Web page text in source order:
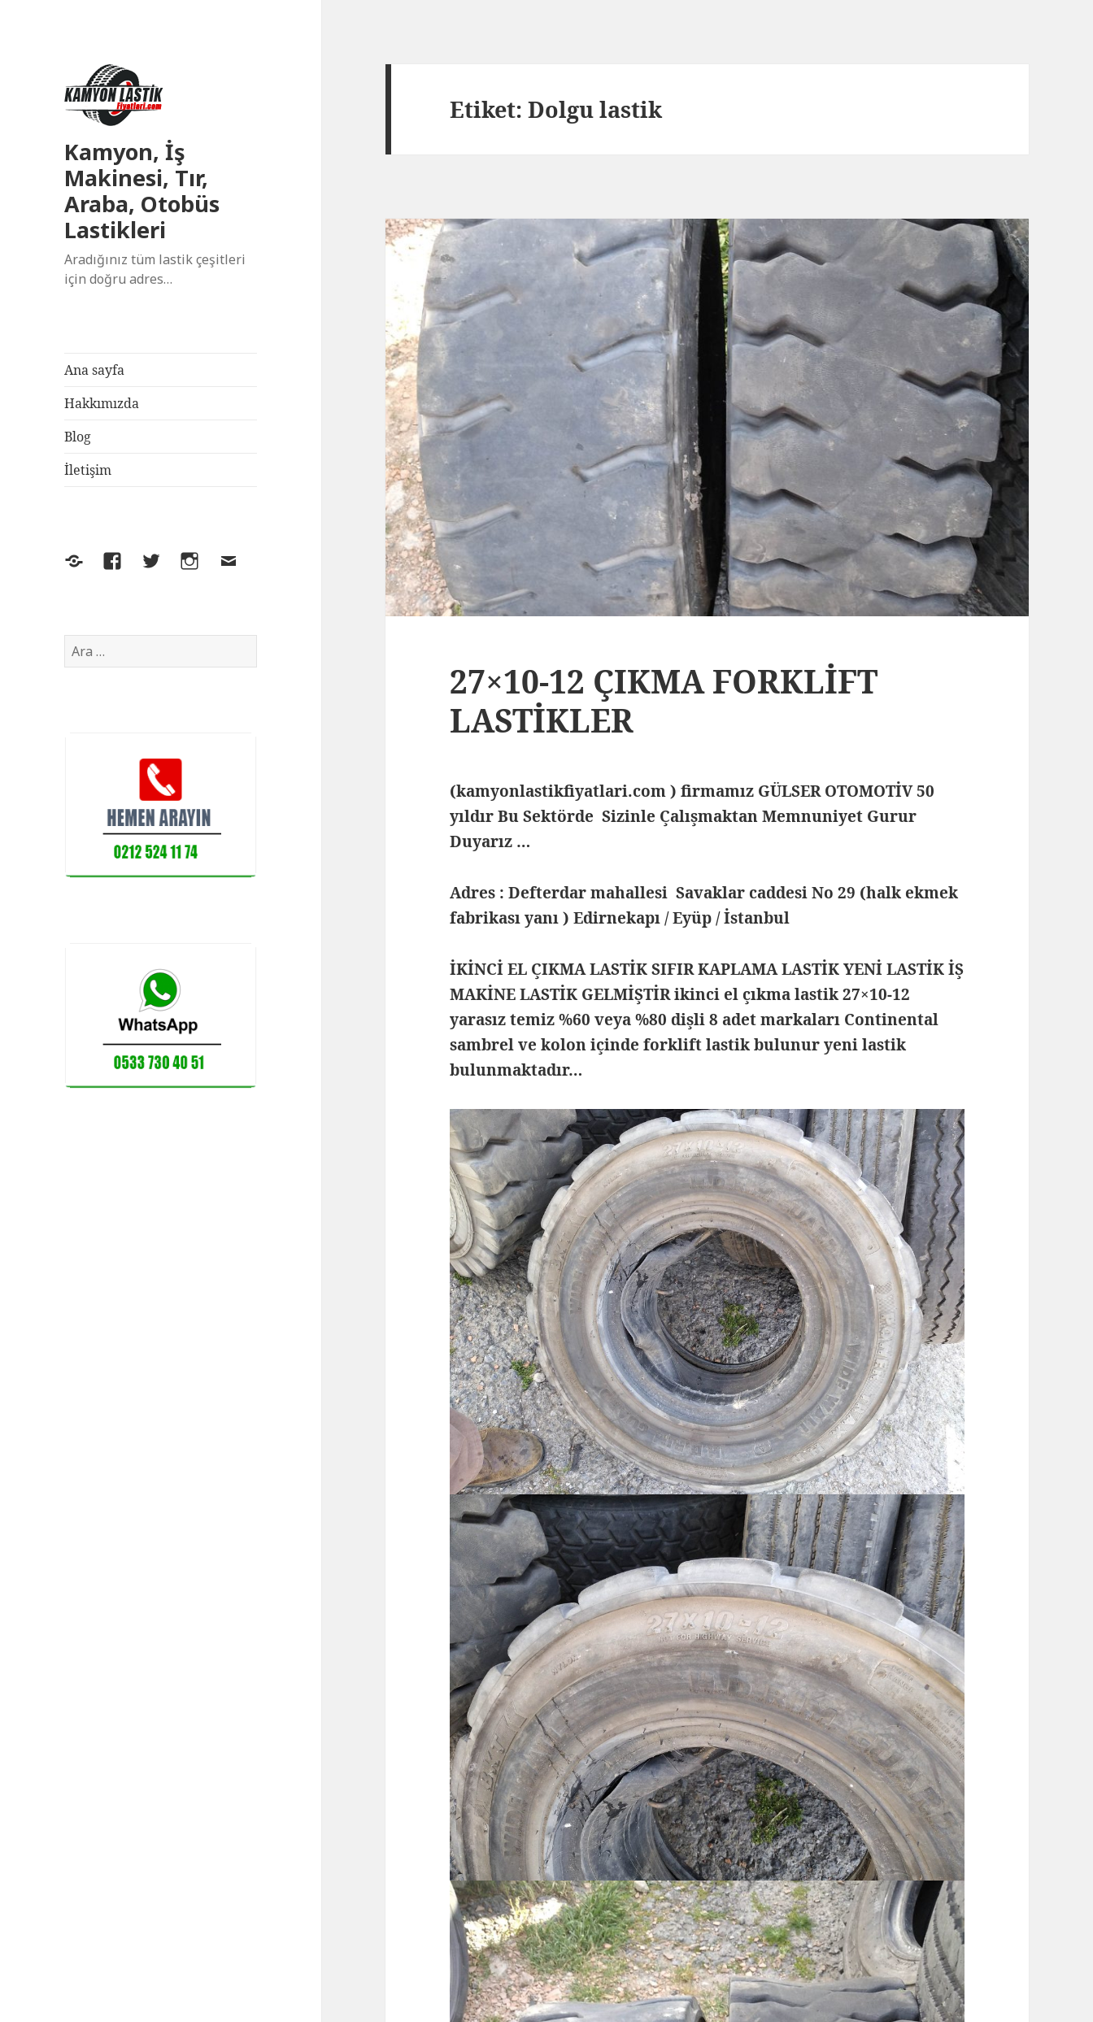
Kamyon, İş
Makinesi, Tır,
Araba, Otobüs
Lastikleri
Aradığınız tüm lastik çeşitleri
için doğru adres…
Ana sayfa
Hakkımızda
Blog
İletişim
Yelp FacebookTwitterInstagram
E-
Arama:
Etiket:Dolgu lastik
27×10-12 ÇIKMA FORKLİFT
LASTİKLER
(kamyonlastikfiyatlari.com ) firmamız GÜLSER OTOMOTİV 50
yıldır Bu Sektörde Sizinle Çalışmaktan Memnuniyet Gurur
Duyarız …
Adres : Defterdar mahallesi Savaklar caddesi No 29 (halk ekmek
fabrikası yanı ) Edirnekapı / Eyüp / İstanbul
İKİNCİ EL ÇIKMA LASTİK SIFIR KAPLAMA LASTİK YENİ LASTİK İŞ
MAKİNE LASTİK GELMİŞTİR ikinci el çıkma lastik 27×10-12
yarasız temiz %60 veya %80 dişli 8 adet markaları Continental
sambrel ve kolon içinde forklift lastik bulunur yeni lastik
bulunmaktadır…